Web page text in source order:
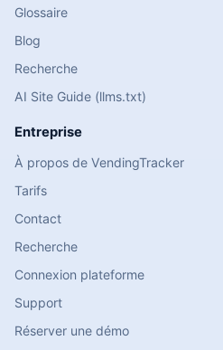
Glossaire
Blog
Recherche
AI Site Guide (llms.txt)
Entreprise
À propos de VendingTracker
Tarifs
Contact
Recherche
Connexion plateforme
Support
Réserver une démo